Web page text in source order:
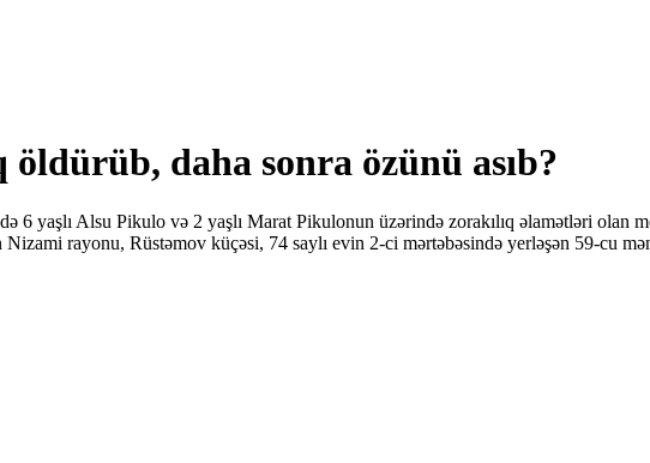
daha sonra özünü asıb?
6 yaşlı Alsu Pikulo və 2 yaşlı Marat Pikulonun üzərində zorakılıq əlamətləri
Nizami rayonu, Rüstəmov küçəsi, 74 saylı evin 2-ci mərtəbəsində yerləşən 59-cu